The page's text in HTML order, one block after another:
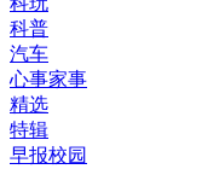
科普
汽车
心事家事
精选
特辑
早报校园